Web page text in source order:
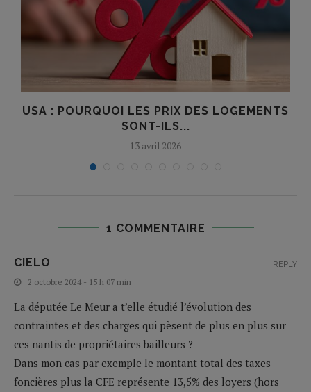
USA : POURQUOI LES PRIX DES LOGEMENTS
SONT-ILS...
13 avril 2026
1 COMMENTAIRE
CIELO
2 octobre 2024 - 15 h 07 min
La députée Le Meur a t’elle étudié l’évolution des
contraintes et des charges qui pèsent de plus en plus sur
ces nantis de propriétaires bailleurs ?
Dans mon cas par exemple le montant total des taxes
foncières plus la CFE représente 13,5% des loyers (hors
REPLY